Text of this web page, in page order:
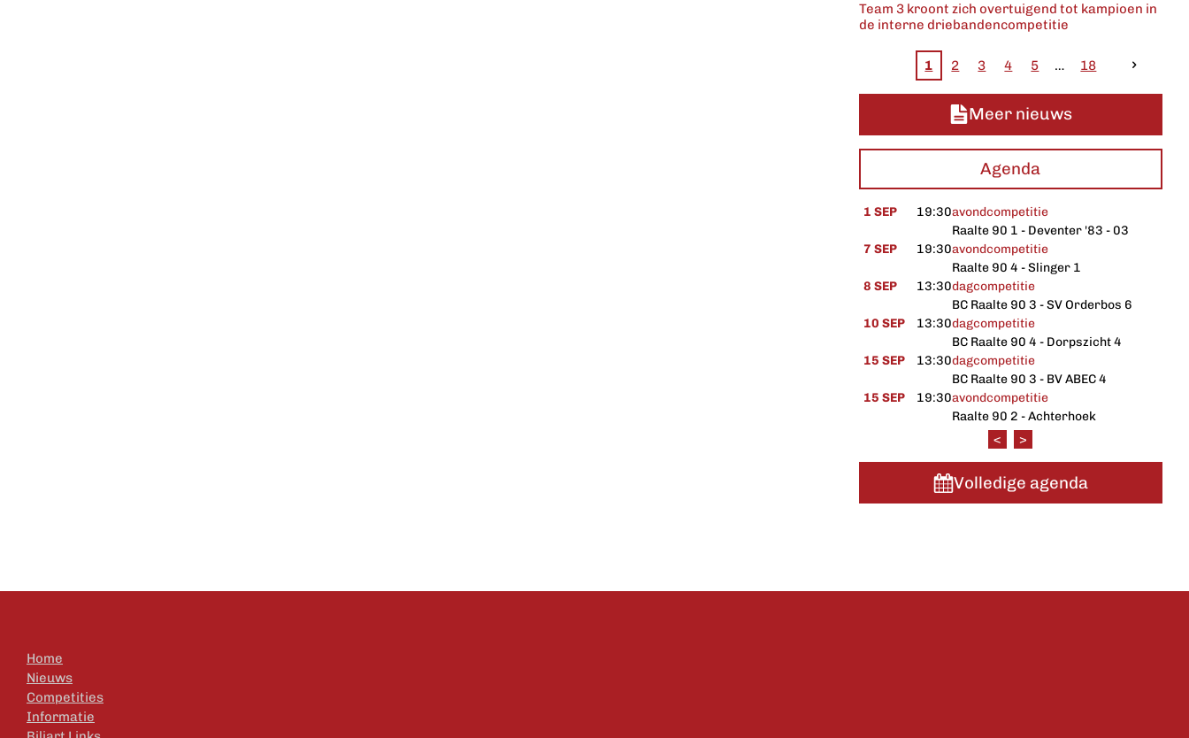
Team 3 kroont zich overtuigend tot kampioen in
de interne driebandencompetitie
1 2 3 4 5 18
Meer nieuws
Agenda
1 SEP 19:30avondcompetitie
Raalte 90 1 - Deventer '83 - 03
7 SEP
19:30avondcompetitie
Raalte 90 4 - Slinger 1
8 SEP
13:30dagcompetitie
BC Raalte 90 3 - SV Orderbos 6
10 SEP
13:30dagcompetitie
BC Raalte 90 4 - Dorpszicht 4
15 SEP
13:30dagcompetitie
BC Raalte 90 3 - BV ABEC 4
15 SEP
19:30avondcompetitie
Raalte 90 2 - Achterhoek
<
>
Volledige agenda
Home
Nieuws
Competities
Informatie